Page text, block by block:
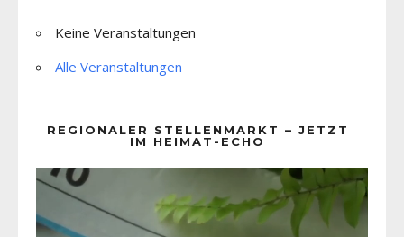
Keine Veranstaltungen
Alle Veranstaltungen
REGIONALER STELLENMARKT – JETZT
IM HEIMAT-ECHO
Player